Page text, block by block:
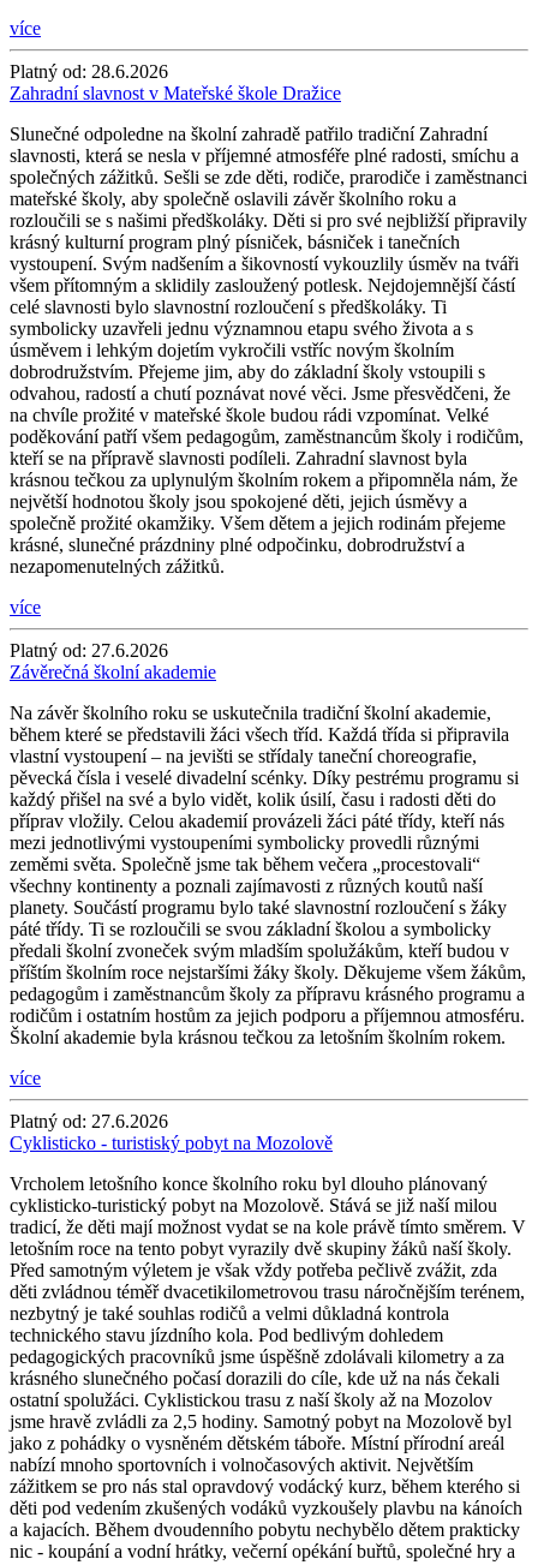
více
Platný od: 28.6.2026
Zahradní slavnost v Mateřské škole Dražice
Slunečné odpoledne na školní zahradě patřilo tradiční Zahradní
slavnosti, která se nesla v příjemné atmosféře plné radosti, smíchu a
společných zážitků. Sešli se zde děti, rodiče, prarodiče i zaměstnanci
mateřské školy, aby společně oslavili závěr školního roku a
rozloučili se s našimi předškoláky. Děti si pro své nejbližší připravily
krásný kulturní program plný písniček, básniček i tanečních
vystoupení. Svým nadšením a šikovností vykouzlily úsměv na tváři
všem přítomným a sklidily zasloužený potlesk. Nejdojemnější částí
celé slavnosti bylo slavnostní rozloučení s předškoláky. Ti
symbolicky uzavřeli jednu významnou etapu svého života a s
úsměvem i lehkým dojetím vykročili vstříc novým školním
dobrodružstvím. Přejeme jim, aby do základní školy vstoupili s
odvahou, radostí a chutí poznávat nové věci. Jsme přesvědčeni, že
na chvíle prožité v mateřské škole budou rádi vzpomínat. Velké
poděkování patří všem pedagogům, zaměstnancům školy i rodičům,
kteří se na přípravě slavnosti podíleli. Zahradní slavnost byla
krásnou tečkou za uplynulým školním rokem a připomněla nám, že
největší hodnotou školy jsou spokojené děti, jejich úsměvy a
společně prožité okamžiky. Všem dětem a jejich rodinám přejeme
krásné, slunečné prázdniny plné odpočinku, dobrodružství a
nezapomenutelných zážitků.
více
Platný od: 27.6.2026
Závěrečná školní akademie
Na závěr školního roku se uskutečnila tradiční školní akademie,
během které se představili žáci všech tříd. Každá třída si připravila
vlastní vystoupení – na jevišti se střídaly taneční choreografie,
pěvecká čísla i veselé divadelní scénky. Díky pestrému programu si
každý přišel na své a bylo vidět, kolik úsilí, času i radosti děti do
příprav vložily. Celou akademií provázeli žáci páté třídy, kteří nás
mezi jednotlivými vystoupeními symbolicky provedli různými
zeměmi světa. Společně jsme tak během večera „procestovali“
všechny kontinenty a poznali zajímavosti z různých koutů naší
planety. Součástí programu bylo také slavnostní rozloučení s žáky
páté třídy. Ti se rozloučili se svou základní školou a symbolicky
předali školní zvoneček svým mladším spolužákům, kteří budou v
příštím školním roce nejstaršími žáky školy. Děkujeme všem žákům,
pedagogům i zaměstnancům školy za přípravu krásného programu a
rodičům i ostatním hostům za jejich podporu a příjemnou atmosféru.
Školní akademie byla krásnou tečkou za letošním školním rokem.
více
Platný od: 27.6.2026
Cyklisticko - turistiský pobyt na Mozolově
Vrcholem letošního konce školního roku byl dlouho plánovaný
cyklisticko-turistický pobyt na Mozolově. Stává se již naší milou
tradicí, že děti mají možnost vydat se na kole právě tímto směrem. V
letošním roce na tento pobyt vyrazily dvě skupiny žáků naší školy.
Před samotným výletem je však vždy potřeba pečlivě zvážit, zda
děti zvládnou téměř dvacetikilometrovou trasu náročnějším terénem,
nezbytný je také souhlas rodičů a velmi důkladná kontrola
technického stavu jízdního kola. Pod bedlivým dohledem
pedagogických pracovníků jsme úspěšně zdolávali kilometry a za
krásného slunečného počasí dorazili do cíle, kde už na nás čekali
ostatní spolužáci. Cyklistickou trasu z naší školy až na Mozolov
jsme hravě zvládli za 2,5 hodiny. Samotný pobyt na Mozolově byl
jako z pohádky o vysněném dětském táboře. Místní přírodní areál
nabízí mnoho sportovních i volnočasových aktivit. Největším
zážitkem se pro nás stal opravdový vodácký kurz, během kterého si
děti pod vedením zkušených vodáků vyzkoušely plavbu na kánoích
a kajacích. Během dvoudenního pobytu nechybělo dětem prakticky
nic - koupání a vodní hrátky, večerní opékání buřtů, společné hry a